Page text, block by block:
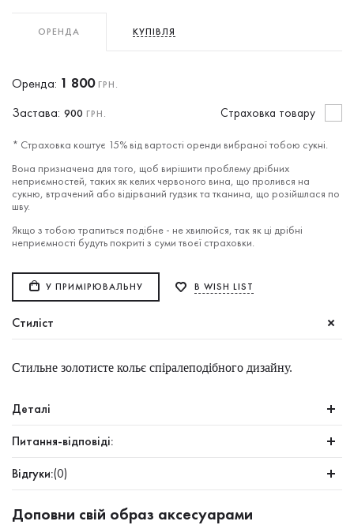
ОРЕНДА КУПІВЛЯ
Оренда: 1 800ГРН.
Застава: 900 ГРН. Cтраховка товару
* Страховка коштує 15% від вартості оренди вибраної тобою сукні.
Вона призначена для того, щоб вирішити проблему дрібних
неприємностей, таких як келих червоного вина, що пролився на
сукню, втрачений або відірваний гудзик та тканина, що розійшлася по
шву.
Якщо з тобою трапиться подібне - не хвилюйся, так як ці дрібні
неприємності будуть покриті з суми твоєї страховки.
У ПРИМІРЮВАЛЬНУ В WISH LIST
Стиліст
Стильне золотисте кольє спіралеподібного дизайну.
Деталі
Питання-відповіді:
Відгуки:(0)
Доповни свій образ аксесуарами